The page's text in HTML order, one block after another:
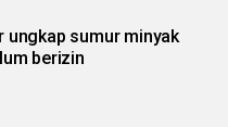
ungkap sumur minyak
berizin